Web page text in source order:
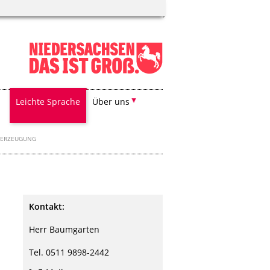
Leichte Sprache Über uns
Kontakt:
Herr Baumgarten
Tel. 0511 9898-2442